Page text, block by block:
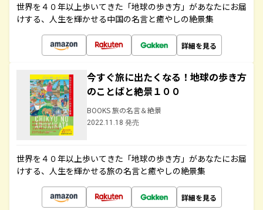
世界を４０年以上歩いてきた「地球の歩き方」があなたにお届
けする、人生を輝かせる中国の名言と癒やしの絶景集
詳細を見る
今すぐ旅に出たくなる！地球の歩き方
のことばと絶景１００
BOOKS 旅の名言＆絶景
2022.11.18 発売
世界を４０年以上歩いてきた「地球の歩き方」があなたにお届
けする、人生を輝かせる旅の名言と癒やしの絶景集
詳細を見る